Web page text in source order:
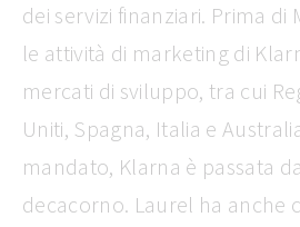
dei servizi finanziari. Prima di
le attività di marketing di
mercati di sviluppo, tra cui
Uniti, Spagna, Italia e
mandato, Klarna è passata
decacorno. Laurel ha anche